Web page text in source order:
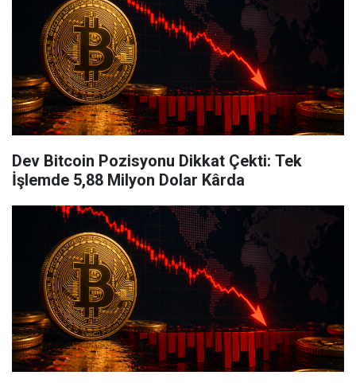
Dev Bitcoin Pozisyonu Dikkat Çekti: Tek
İşlemde 5,88 Milyon Dolar Kârda